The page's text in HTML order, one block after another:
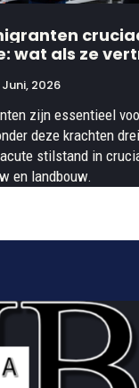
wat als ze
Juni, 2026
zijn essentieel
deze krachten
stilstand in
en landbouw.